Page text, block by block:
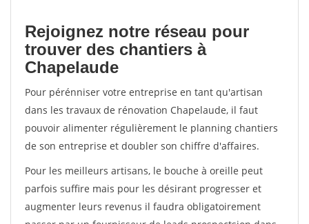
Rejoignez notre réseau pour
trouver des chantiers à
Chapelaude
Pour pérénniser votre entreprise en tant qu'artisan
dans les travaux de rénovation Chapelaude, il faut
pouvoir alimenter régulièrement le planning chantiers
de son entreprise et doubler son chiffre d'affaires.
Pour les meilleurs artisans, le bouche à oreille peut
parfois suffire mais pour les désirant progresser et
augmenter leurs revenus il faudra obligatoirement